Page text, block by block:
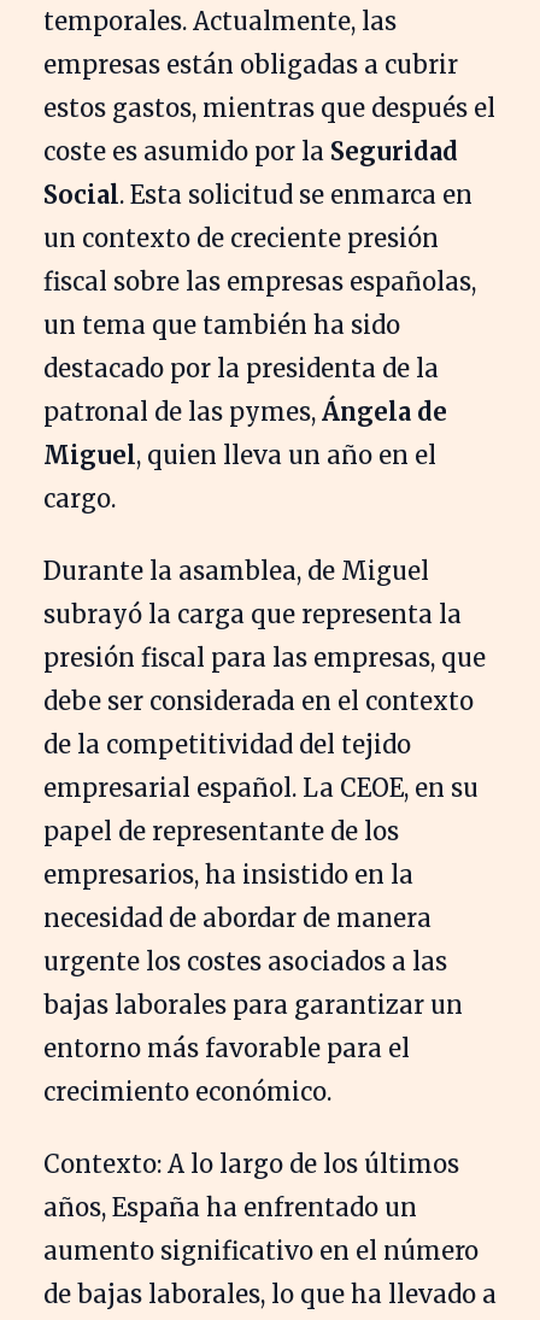
temporales. Actualmente, las
empresas están obligadas a cubrir
estos gastos, mientras que después el
coste es asumido por la Seguridad
Social. Esta solicitud se enmarca en
un contexto de creciente presión
fiscal sobre las empresas españolas,
un tema que también ha sido
destacado por la presidenta de la
patronal de las pymes, Ángela de
Miguel, quien lleva un año en el
cargo.
Durante la asamblea, de Miguel
subrayó la carga que representa la
presión fiscal para las empresas, que
debe ser considerada en el contexto
de la competitividad del tejido
empresarial español. La CEOE, en su
papel de representante de los
empresarios, ha insistido en la
necesidad de abordar de manera
urgente los costes asociados a las
bajas laborales para garantizar un
entorno más favorable para el
crecimiento económico.
Contexto: A lo largo de los últimos
años, España ha enfrentado un
aumento significativo en el número
de bajas laborales, lo que ha llevado a